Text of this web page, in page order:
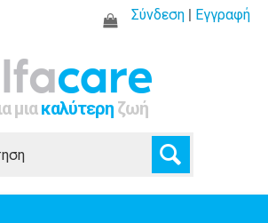
Σύνδεση | Εγγραφή
μιακαλύτερηζωή